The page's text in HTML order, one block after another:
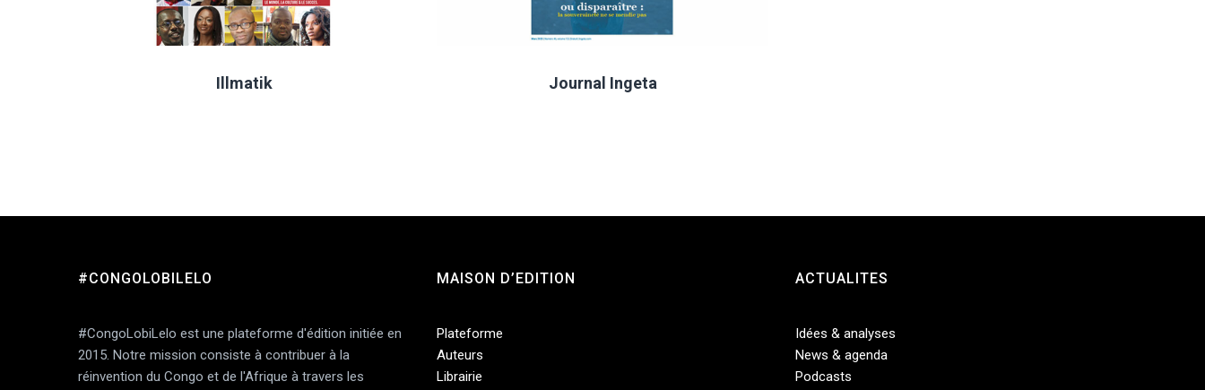
Illmatik Journal Ingeta
#CONGOLOBILELO
#CongoLobiLelo est une plateforme d'édition initiée en
2015. Notre mission consiste à contribuer à la
réinvention du Congo et de l'Afrique à travers les
MAISON D’EDITION
Plateforme
Auteurs
Librairie
ACTUALITES
Idées & analyses
News & agenda
Podcasts